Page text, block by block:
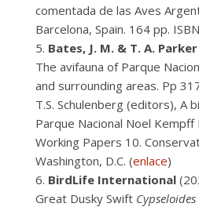
comentada de las Aves
Barcelona, Spain. 164 pp.
Bates, J. M. & T. A.
The avifauna of Parque
and surrounding areas. Pp
T.S. Schulenberg (editors), A
Parque Nacional Noel Kempff
Working Papers 10.
Washington, D.C. (enlace)
BirdLife International
Great Dusky Swift Cypseloides